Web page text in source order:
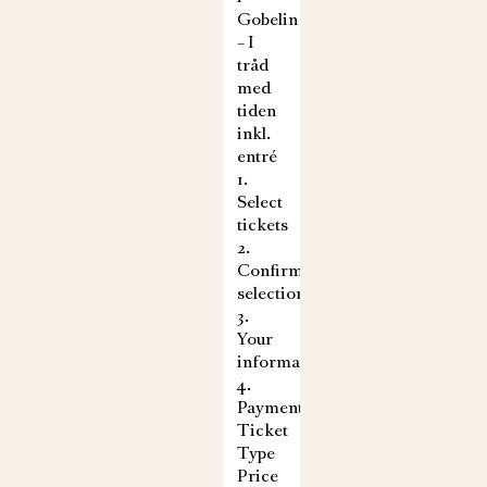
Gobelin
– I
tråd
med
tiden
inkl.
entré
1.
Select
tickets
2.
Confirm
selection
3.
Your
information
4.
Payment
Ticket
Type
Price